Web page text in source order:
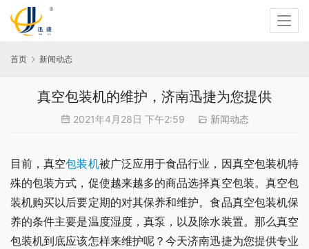
首页 新闻动态
真空包装机的维护，济南迅捷为您提供
2021年4月28日 下午2:59 新闻动态
目前，真空包装机被广泛应用于食品行业，因真空包装机特
殊的包装方式，促使越来越多的商品选择真空包装。真空包
装机购买以后要定期的对其保养和维护。食品真空包装机保
养的条件主要是温度湿度，真泵，以及除水装置。那么真空
包装机到底应该怎样来维护呢？今天济南迅捷为您提供专业